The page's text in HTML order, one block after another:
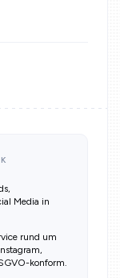
Media in
rund um
konform.